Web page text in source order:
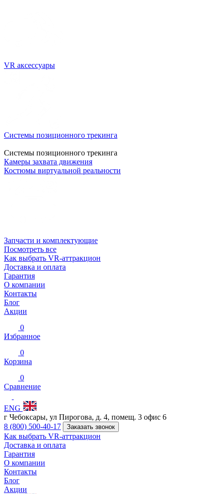
VR аксессуары
Системы позиционного трекинга
Системы позиционного трекинга
Камеры захвата движения
Костюмы виртуальной реальности
Запчасти и комплектующие
Посмотреть все
Как выбрать VR-аттракцион
Доставка и оплата
Гарантия
О компании
Контакты
Блог
Акции
0
Избранное
0
Корзина
0
Сравнение
ENG
г Чебоксары, ул Пирогова, д. 4, помещ. 3 офис 6
8 (800) 500-40-17
Заказать звонок
Как выбрать VR-аттракцион
Доставка и оплата
Гарантия
О компании
Контакты
Блог
Акции